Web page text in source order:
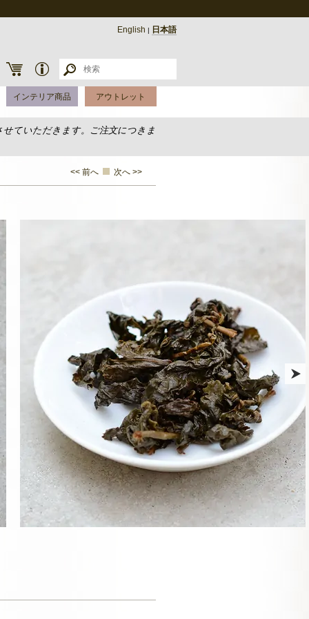
English | 日本語
インテリア商品 アウトレット
せていただきます。ご注文につきま
<< 前へ 次へ >>